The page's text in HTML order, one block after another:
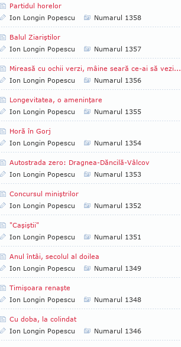
Partidul horelor
Ion Longin Popescu
Numarul 1358
Balul Ziariştilor
Ion Longin Popescu
Numarul 1357
Mireasă cu ochii verzi, mâine seară ce-ai să vezi...
Ion Longin Popescu
Numarul 1356
Longevitatea, o ameninţare
Ion Longin Popescu
Numarul 1355
Horă în Gorj
Ion Longin Popescu
Numarul 1354
Autostrada zero: Dragnea-Dăncilă-Vâlcov
Ion Longin Popescu
Numarul 1353
Concursul miniştrilor
Ion Longin Popescu
Numarul 1352
"Caşiştii"
Ion Longin Popescu
Numarul 1351
Anul întâi, secolul al doilea
Ion Longin Popescu
Numarul 1349
Timişoara renaşte
Ion Longin Popescu
Numarul 1348
Cu doba, la colindat
Ion Longin Popescu
Numarul 1346